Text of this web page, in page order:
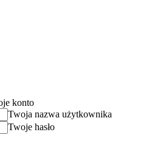
konto
Twoja nazwa użytkownika
Twoje hasło